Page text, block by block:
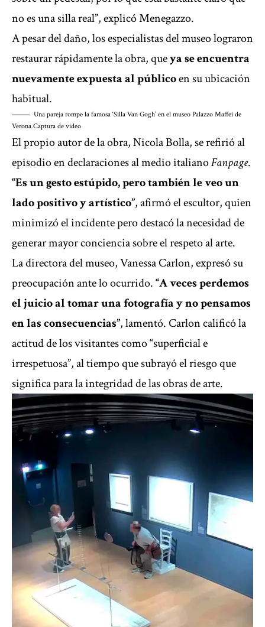
no es una silla real”, explicó Menegazzo.
A pesar del daño, los especialistas del museo lograron
restaurar rápidamente la obra, queya se encuentra
nuevamente expuesta al públicoen su ubicación
habitual.
Una pareja rompe la famosa ‘Silla Van Gogh’ en el museo Palazzo Maffei de
Verona.Captura de video
El propio autor de la obra, Nicola Bolla, se refirió al
episodio en declaraciones al medio italianoFanpage.
“Es un gesto estúpido, pero también le veo un
lado positivo y artístico”, afirmó el escultor, quien
minimizó el incidente pero destacó la necesidad de
generar mayor conciencia sobre el respeto al arte.
La directora del museo, Vanessa Carlon, expresó su
preocupación ante lo ocurrido.“A veces perdemos
el juicio al tomar una fotografía y no pensamos
en las consecuencias”, lamentó. Carlon calificó la
actitud de los visitantes como “superficial e
irrespetuosa”, al tiempo que subrayó el riesgo que
significa para la integridad de las obras de arte.